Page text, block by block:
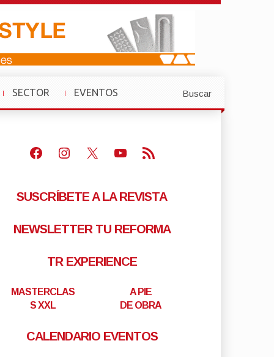
SECTOR
»
EVENTOS
»
Buscar
Facebook
Instagram
X Youtube
Feed RSS
SUSCRÍBETE A LA REVISTA
NEWSLETTER TU REFORMA
TR EXPERIENCE
MASTERCLAS
S XXL
A PIE
DE OBRA
CALENDARIO EVENTOS